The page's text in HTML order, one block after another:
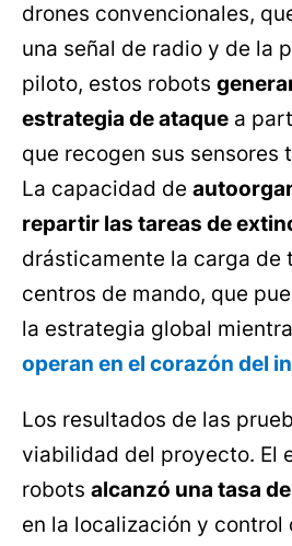
drones convencionales,
una señal de radio y de la
piloto, estos robots
estrategia de ataque a
que recogen sus sensores
La capacidad de
repartir las tareas de
drásticamente la carga de
centros de mando, que
la estrategia global
operan en el corazón del
Los resultados de las
viabilidad del proyecto. El
robots alcanzó una tasa
en la localización y control